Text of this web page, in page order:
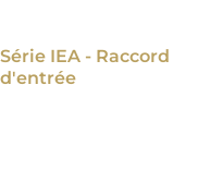
Série IEA - Raccord
d'entrée